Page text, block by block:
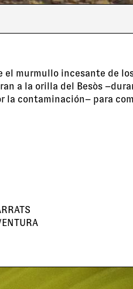
el murmullo incesante de
a la orilla del Besòs
la contaminación– para